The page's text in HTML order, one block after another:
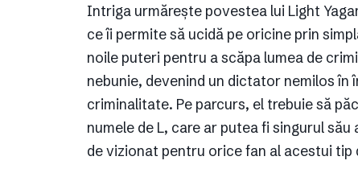
Intriga urmărește povestea lui Light
ce îi permite să ucidă pe oricine prin
noile puteri pentru a scăpa lumea de
nebunie, devenind un dictator nemilos în
criminalitate. Pe parcurs, el trebuie să
numele de L, care ar putea fi singurul
de vizionat pentru orice fan al acestui